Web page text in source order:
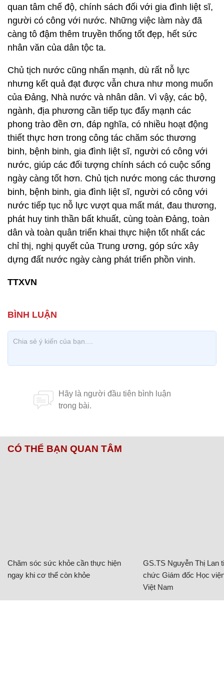
quan tâm chế độ, chính sách đối với gia đình liệt sĩ,
người có công với nước. Những việc làm này đã
càng tô đậm thêm truyền thống tốt đẹp, hết sức
nhân văn của dân tộc ta.
Chủ tịch nước cũng nhấn mạnh, dù rất nỗ lực
nhưng kết quả đạt được vẫn chưa như mong muốn
của Đảng, Nhà nước và nhân dân. Vì vậy, các bộ,
ngành, địa phương cần tiếp tục đẩy mạnh các
phong trào đền ơn, đáp nghĩa, có nhiều hoạt động
thiết thực hơn trong công tác chăm sóc thương
binh, bệnh binh, gia đình liệt sĩ, người có công với
nước, giúp các đối tượng chính sách có cuộc sống
ngày càng tốt hơn. Chủ tịch nước mong các thương
binh, bệnh binh, gia đình liệt sĩ, người có công với
nước tiếp tục nỗ lực vượt qua mất mát, đau thương,
phát huy tinh thần bất khuất, cùng toàn Đảng, toàn
dân và toàn quân triển khai thực hiện tốt nhất các
chỉ thị, nghị quyết của Trung ương, góp sức xây
dựng đất nước ngày càng phát triển phồn vinh.
TTXVN
CÓ THỂ BẠN QUAN TÂM
Chăm sóc sức khỏe cần thực hiện
ngay khi cơ thể còn khỏe
GS.TS Nguyễn Thị Lan
chức Giám đốc Học
Việt Nam